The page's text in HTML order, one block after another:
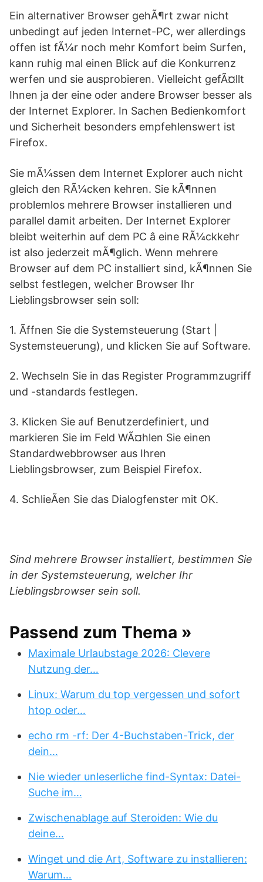
Ein alternativer Browser gehÃ¶rt zwar nicht
unbedingt auf jeden Internet-PC, wer allerdings
offen ist fÃ¼r noch mehr Komfort beim Surfen,
kann ruhig mal einen Blick auf die Konkurrenz
werfen und sie ausprobieren. Vielleicht gefÃ¤llt
Ihnen ja der eine oder andere Browser besser als
der Internet Explorer. In Sachen Bedienkomfort
und Sicherheit besonders empfehlenswert ist
Firefox.
Sie mÃ¼ssen dem Internet Explorer auch nicht
gleich den RÃ¼cken kehren. Sie kÃ¶nnen
problemlos mehrere Browser installieren und
parallel damit arbeiten. Der Internet Explorer
bleibt weiterhin auf dem PC â eine RÃ¼ckkehr
ist also jederzeit mÃ¶glich. Wenn mehrere
Browser auf dem PC installiert sind, kÃ¶nnen Sie
selbst festlegen, welcher Browser Ihr
Lieblingsbrowser sein soll:
1. Ãffnen Sie die Systemsteuerung (Start |
Systemsteuerung), und klicken Sie auf Software.
2. Wechseln Sie in das Register Programmzugriff
und -standards festlegen.
3. Klicken Sie auf Benutzerdefiniert, und
markieren Sie im Feld WÃ¤hlen Sie einen
Standardwebbrowser aus Ihren
Lieblingsbrowser, zum Beispiel Firefox.
4. SchlieÃen Sie das Dialogfenster mit OK.
Sind mehrere Browser installiert, bestimmen Sie
in der Systemsteuerung, welcher Ihr
Lieblingsbrowser sein soll.
Passend zum Thema »
Maximale Urlaubstage 2026: Clevere
Nutzung der…
Linux: Warum du top vergessen und sofort
htop oder…
echo rm -rf: Der 4-Buchstaben-Trick, der
dein…
Nie wieder unleserliche find-Syntax: Datei-
Suche im…
Zwischenablage auf Steroiden: Wie du
deine…
Winget und die Art, Software zu installieren:
Warum…